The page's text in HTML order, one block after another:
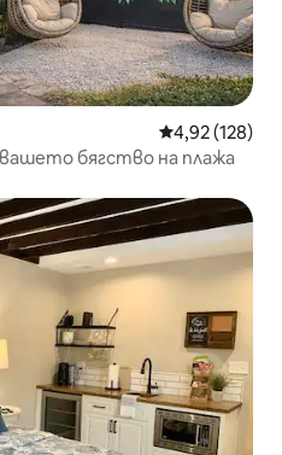
Средна
4,92 (128)
бягство на плажа